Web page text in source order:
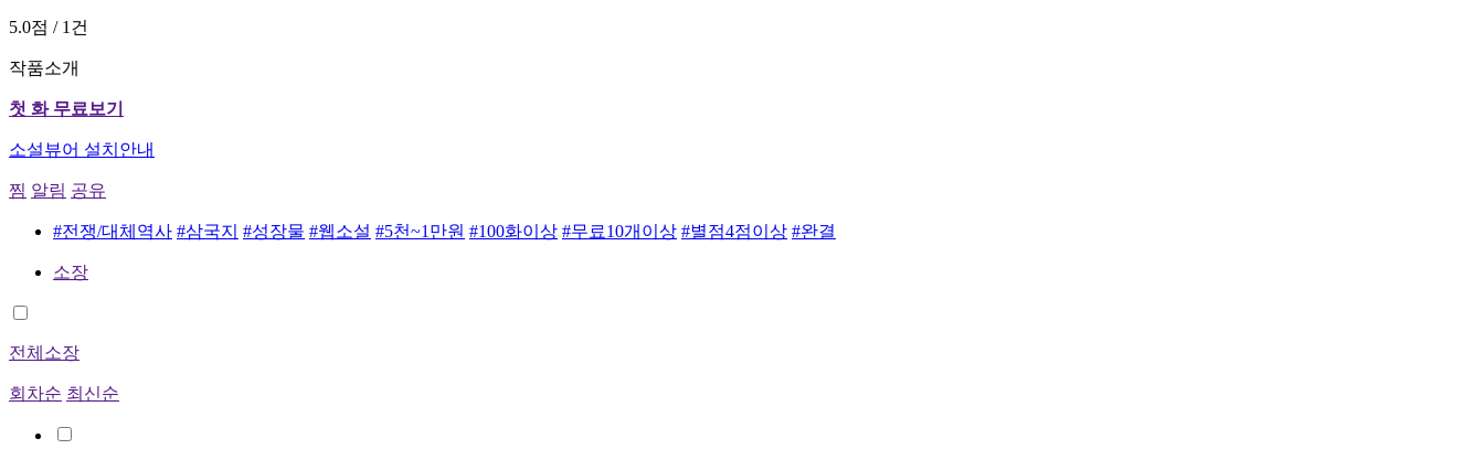
5.0점 / 1건
작품소개
첫 화 무료보기
소설뷰어 설치안내
찜 알림 공유
#전쟁/대체역사 #삼국지 #성장물 #웹소설 #5천~1만원 #100화이상 #무료10개이상 #별점4점이상 #완결
소장
전체소장
회차순 최신순